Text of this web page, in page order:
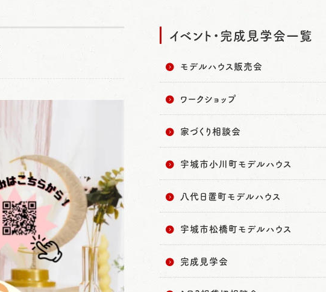
イベント・完成見学会一覧
モデルハウス販売会
ワークショップ
家づくり相談会
宇城市小川町モデルハウス
八代日置町モデルハウス
宇城市松橋町モデルハウス
完成見学会